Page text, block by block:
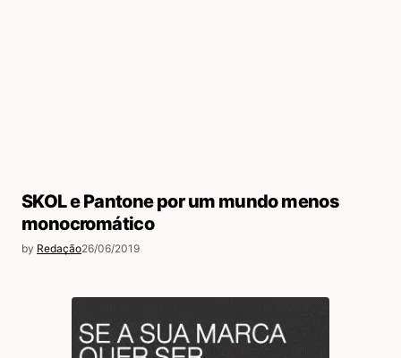
SKOL e Pantone por um mundo menos
monocromático
by Redação26/06/2019